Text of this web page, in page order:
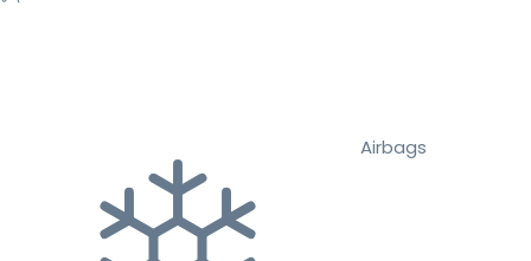
Airbags